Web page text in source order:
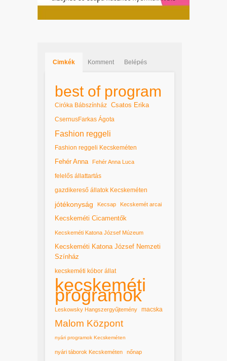
Cimkék Komment Belépés
best of program
Ciróka Bábszínház Csatos Erika
CsernusFarkas Ágota
Fashion reggeli
Fashion reggeli Kecskeméten
Fehér Anna Fehér Anna Luca
felelős állattartás
gazdikereső állatok Kecskeméten
jótékonyság Kecsap Kecskemét arcai
Kecskeméti Cicamentők
Kecskeméti Katona József Múzeum
Kecskeméti Katona József Nemzeti
Színház
kecskeméti kóbor állat
kecskeméti
programok
Leskowsky Hangszergyűjtemény macska
Malom Központ
nyári programok Kecskeméten
nyári táborok Kecskeméten nőnap